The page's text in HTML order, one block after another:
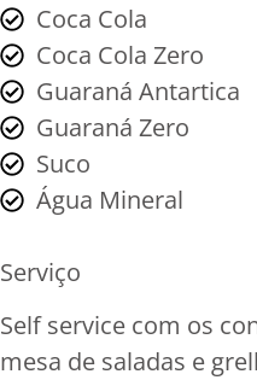
Coca Cola
Coca Cola Zero
Guaraná Antartica
Guaraná Zero
Suco
Água Mineral
Serviço
Self service com os
mesa de saladas e